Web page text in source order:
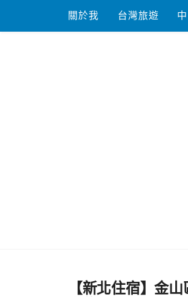
content
關於我 台灣旅遊
【新北住宿】金